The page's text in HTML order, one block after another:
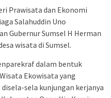
Prawisata dan Ekonomi
Salahuddin Uno
Gubernur Sumsel H Herman
wisata di Sumsel.
dalam bentuk
Ekowisata yang
sela kunjungan kerjanya